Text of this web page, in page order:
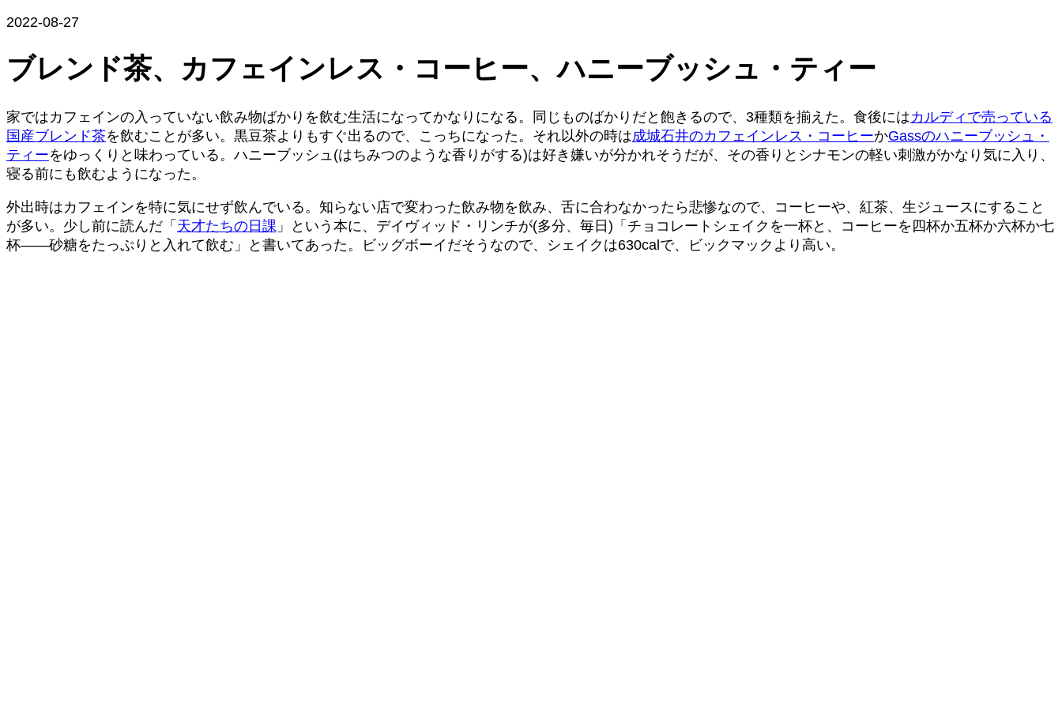
2022-08-27
ブレンド茶、カフェインレス・コーヒー、ハニーブッシュ・ティー
家ではカフェインの入っていない飲み物ばかりを飲む生活になってかなりになる。同じものばかりだと飽きるので、3種類を揃えた。食後にはカルディで売っている
国産ブレンド茶を飲むことが多い。黒豆茶よりもすぐ出るので、こっちになった。それ以外の時は成城石井のカフェインレス・コーヒーかGassのハニーブッシュ・
ティーをゆっくりと味わっている。ハニーブッシュ(はちみつのような香りがする)は好き嫌いが分かれそうだが、その香りとシナモンの軽い刺激がかなり気に入り、
寝る前にも飲むようになった。
外出時はカフェインを特に気にせず飲んでいる。知らない店で変わった飲み物を飲み、舌に合わなかったら悲惨なので、コーヒーや、紅茶、生ジュースにすること
が多い。少し前に読んだ「 天才たちの日課 」という本に、デイヴィッド・リンチが(多分、毎日)「チョコレートシェイクを一杯と、コーヒーを四杯か五杯か六杯か七
杯——砂糖をたっぷりと入れて飲む」と書いてあった。ビッグボーイだそうなので、シェイクは630calで、ビックマックより高い。